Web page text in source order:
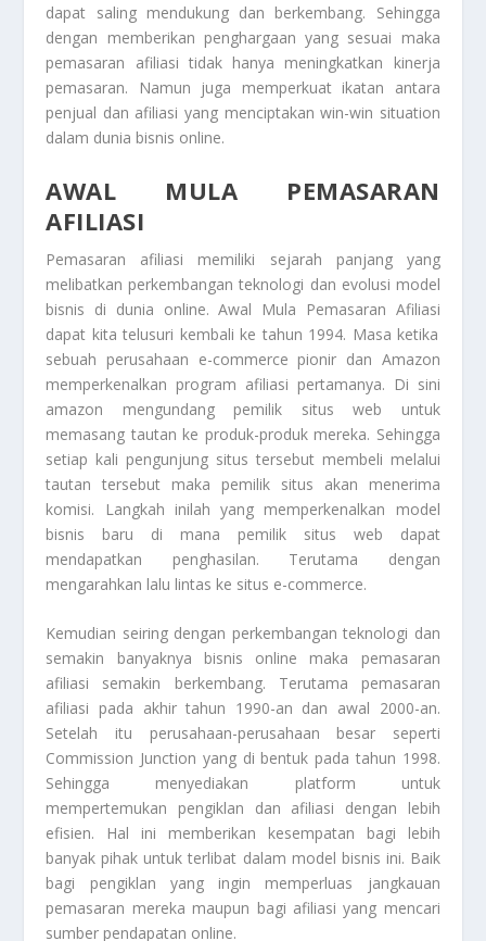
dapat saling mendukung dan berkembang. Sehingga
dengan memberikan penghargaan yang sesuai maka
pemasaran afiliasi tidak hanya meningkatkan kinerja
pemasaran. Namun juga memperkuat ikatan antara
penjual dan afiliasi yang menciptakan win-win situation
dalam dunia bisnis online.
AWAL MULA PEMASARAN
AFILIASI
Pemasaran afiliasi memiliki sejarah panjang yang
melibatkan perkembangan teknologi dan evolusi model
bisnis di dunia online.Awal Mula Pemasaran Afiliasi
dapat kita telusuri kembali ke tahun 1994. Masa ketika
sebuah perusahaan e-commerce pionir dan Amazon
memperkenalkan program afiliasi pertamanya. Di sini
amazon mengundang pemilik situs web untuk
memasang tautan ke produk-produk mereka. Sehingga
setiap kali pengunjung situs tersebut membeli melalui
tautan tersebut maka pemilik situs akan menerima
komisi. Langkah inilah yang memperkenalkan model
bisnis baru di mana pemilik situs web dapat
mendapatkan penghasilan. Terutama dengan
mengarahkan lalu lintas ke situs e-commerce.
Kemudian seiring dengan perkembangan teknologi dan
semakin banyaknya bisnis online maka pemasaran
afiliasi semakin berkembang. Terutama pemasaran
afiliasi pada akhir tahun 1990-an dan awal 2000-an.
Setelah itu perusahaan-perusahaan besar seperti
Commission Junction yang di bentuk pada tahun 1998.
Sehingga menyediakan platform untuk
mempertemukan pengiklan dan afiliasi dengan lebih
efisien. Hal ini memberikan kesempatan bagi lebih
banyak pihak untuk terlibat dalam model bisnis ini. Baik
bagi pengiklan yang ingin memperluas jangkauan
pemasaran mereka maupun bagi afiliasi yang mencari
sumber pendapatan online.